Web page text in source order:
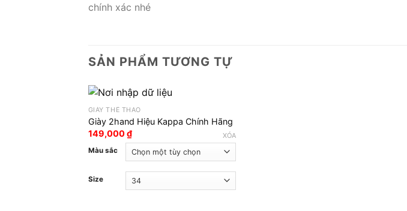
chính xác nhé
SẢN PHẨM TƯƠNG TỰ
GIÀY THỂ THAO
Giày 2hand Hiệu Kappa Chính Hãng
149,000₫
Màu sắc
Size
XÓA